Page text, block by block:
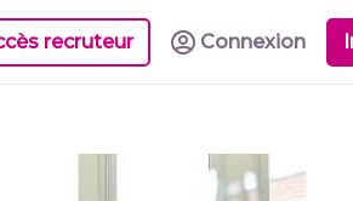
recruteur Connexion